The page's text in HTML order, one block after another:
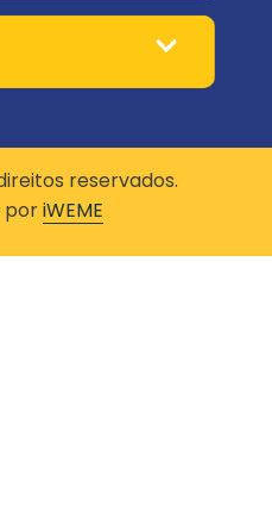
reservados.
poriWEME